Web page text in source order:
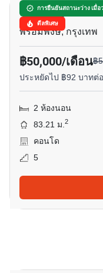
การยืนยันสถานะว่าง เมื่อ
ดีลพิเศษ
เรนด์ สุขุมวิท 23
พร้อมพงษ์, กรุงเทพ
฿50,000/เดือน฿
ประหยัดไป ฿92 บาทต่
2 ห้องนอน
83.21 ม.2
คอนโด
5